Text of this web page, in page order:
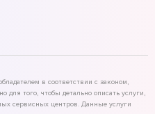
в соответствии с законом,
для того, чтобы детально описать услуги,
сервисных центров. Данные услуги